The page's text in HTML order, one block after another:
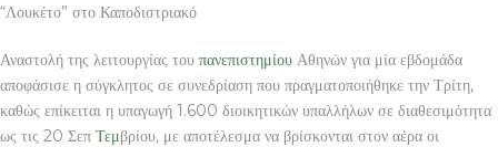
“Λουκέτο” στο Καποδιστριακό
Αναστολή της λειτουργίας του πανεπιστημίου Αθηνών για μία εβδομάδα
αποφάσισε η σύγκλητος σε συνεδρίαση που πραγματοποιήθηκε την Τρίτη,
καθώς επίκειται η υπαγωγή 1.600 διοικητικών υπαλλήλων σε διαθεσιμότητα
ως τις 20 Σεπ Τεμβρίου, με αποτέλεσμα να βρίσκονται στον αέρα οι